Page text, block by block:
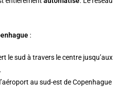
:
le sud à travers le centre jusqu’aux
au sud-est de Copenhague